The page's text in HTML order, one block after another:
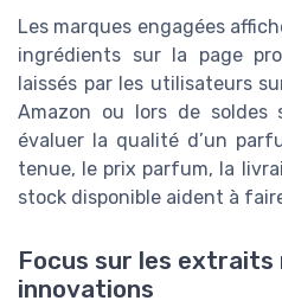
Les marques engagées
ingrédients sur la page
laissés par les utilisateurs
Amazon ou lors de soldes
évaluer la qualité d’un
tenue, le prix parfum, la
stock disponible aident à
Focus sur les
innovations